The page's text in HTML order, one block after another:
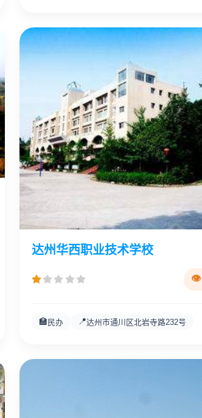
达州华西职业技术学校
🏫 民办 📍达州市通川区北岩寺路232号